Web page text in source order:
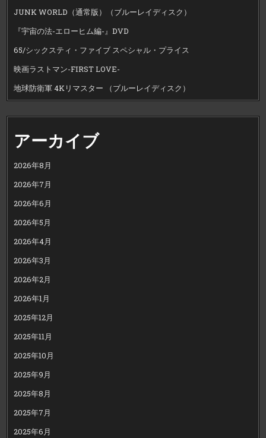
JUNK WORLD（通常版）（ブルーレイディスク）
『宇宙の法-エローヒム編-』DVD
65/シックスティ・ファイブ スペシャル・プライス
映画ラストマン-FIRST LOVE-
地球防衛軍 4Kリマスター （ブルーレイディスク）
アーカイブ
2026年8月
2026年7月
2026年6月
2026年5月
2026年4月
2026年3月
2026年2月
2026年1月
2025年12月
2025年11月
2025年10月
2025年9月
2025年8月
2025年7月
2025年6月